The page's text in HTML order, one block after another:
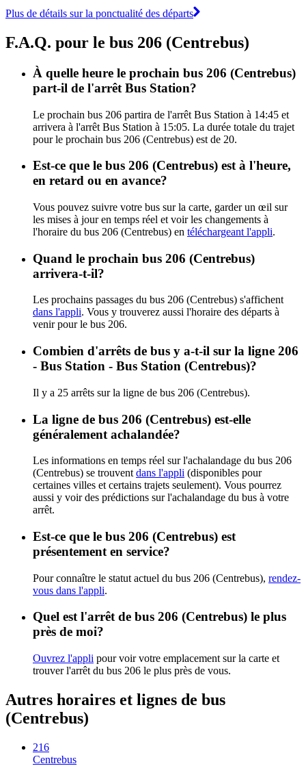
Plus de détails sur la ponctualité des départs
F.A.Q. pour le bus 206 (Centrebus)
À quelle heure le prochain bus 206 (Centrebus)
part-il de l'arrêt Bus Station?
Le prochain bus 206 partira de l'arrêt Bus Station à 14:45 et
arrivera à l'arrêt Bus Station à 15:05. La durée totale du trajet
pour le prochain bus 206 (Centrebus) est de 20.
Est-ce que le bus 206 (Centrebus) est à l'heure,
en retard ou en avance?
Vous pouvez suivre votre bus sur la carte, garder un œil sur
les mises à jour en temps réel et voir les changements à
l'horaire du bus 206 (Centrebus) en téléchargeant l'appli.
Quand le prochain bus 206 (Centrebus)
arrivera-t-il?
Les prochains passages du bus 206 (Centrebus) s'affichent
dans l'appli. Vous y trouverez aussi l'horaire des départs à
venir pour le bus 206.
Combien d'arrêts de bus y a-t-il sur la ligne 206
- Bus Station - Bus Station (Centrebus)?
Il y a 25 arrêts sur la ligne de bus 206 (Centrebus).
La ligne de bus 206 (Centrebus) est-elle
généralement achalandée?
Les informations en temps réel sur l'achalandage du bus 206
(Centrebus) se trouvent dans l'appli (disponibles pour
certaines villes et certains trajets seulement). Vous pourrez
aussi y voir des prédictions sur l'achalandage du bus à votre
arrêt.
Est-ce que le bus 206 (Centrebus) est
présentement en service?
Pour connaître le statut actuel du bus 206 (Centrebus), rendez-
vous dans l'appli.
Quel est l'arrêt de bus 206 (Centrebus) le plus
près de moi?
Ouvrez l'appli pour voir votre emplacement sur la carte et
trouver l'arrêt du bus 206 le plus près de vous.
Autres horaires et lignes de bus
(Centrebus)
216
Centrebus